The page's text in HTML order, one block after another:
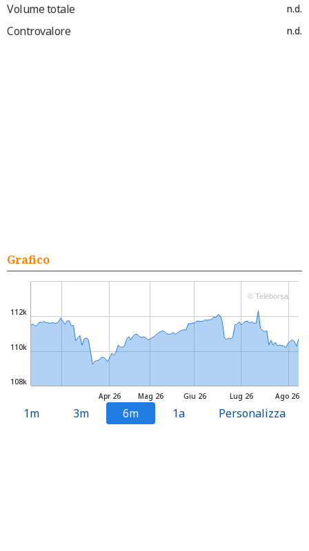
Volume totale n.d.
Controvalore n.d.
Grafico
Mag 26 Lug 26
Apr 26 Giu 26 Ago 26
108k
110k
112k
© Teleborsa
1m 3m 6m 1a Personalizza